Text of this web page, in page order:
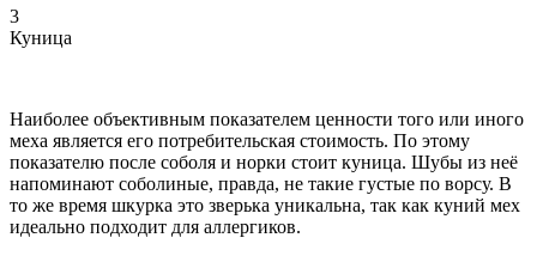
3
Куница
Наиболее объективным показателем ценности того или иного
меха является его потребительская стоимость. По этому
показателю после соболя и норки стоит куница. Шубы из неё
напоминают соболиные, правда, не такие густые по ворсу. В
то же время шкурка это зверька уникальна, так как куний мех
идеально подходит для аллергиков.